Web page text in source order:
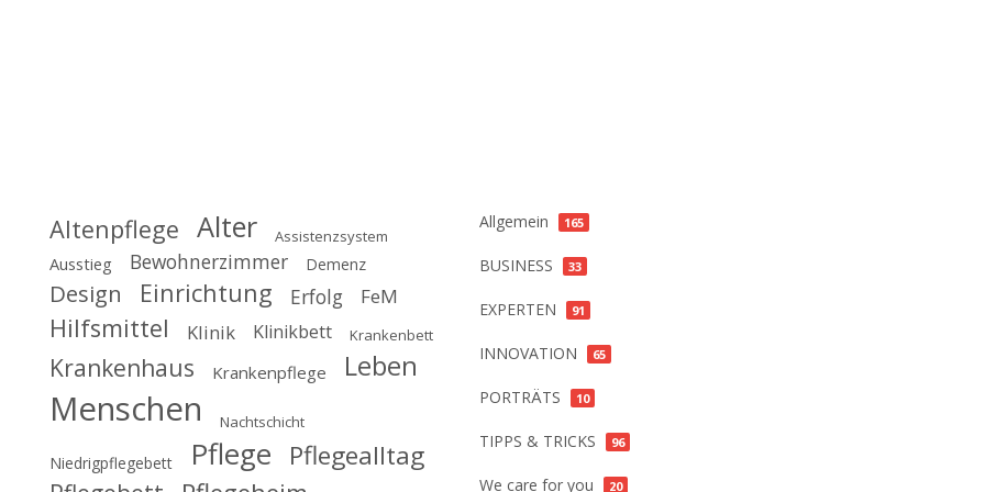
Altenpflege Alter Assistenzsystem
Ausstieg Bewohnerzimmer Demenz
Design Einrichtung Erfolg FeM
Hilfsmittel Klinik Klinikbett Krankenbett
Krankenhaus Krankenpflege Leben
Menschen Nachtschicht
Niedrigpflegebett Pflege Pflegealltag
Allgemein 165
BUSINESS 33
EXPERTEN 91
INNOVATION 65
PORTRÄTS 10
TIPPS & TRICKS 96
We care for you 20